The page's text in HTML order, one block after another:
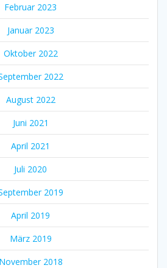
Februar 2023
Januar 2023
Oktober 2022
2022
August 2022
Juni 2021
April 2021
Juli 2020
2019
April 2019
März 2019
November 2018